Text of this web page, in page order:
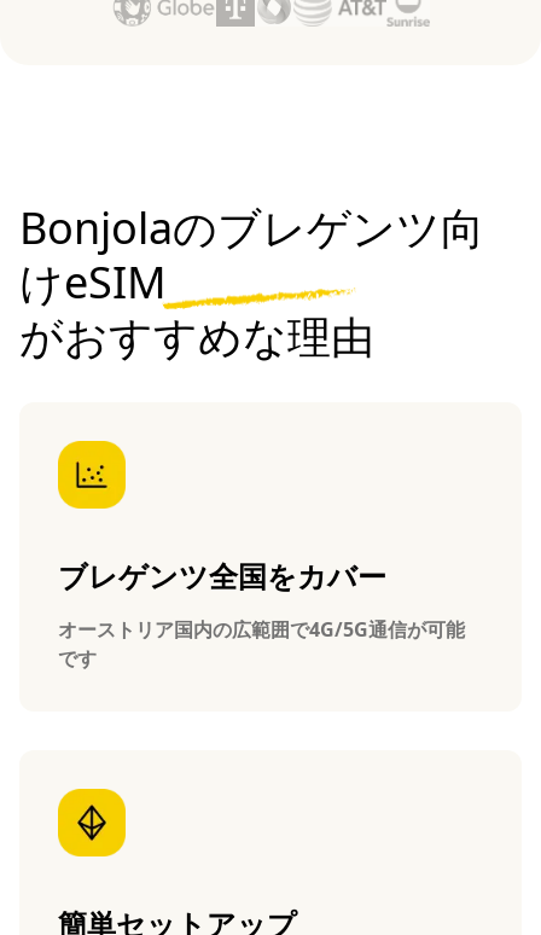
Bonjolaのブレゲンツ向
けeSIM
がおすすめな理由
ブレゲンツ全国をカバー
オーストリア国内の広範囲で4G/5G通信が可能
です
簡単セットアップ